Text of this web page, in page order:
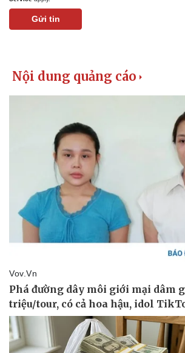
Gửi tin